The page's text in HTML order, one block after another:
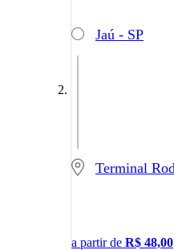
Jaú - SP
a partir de R$ 48,00